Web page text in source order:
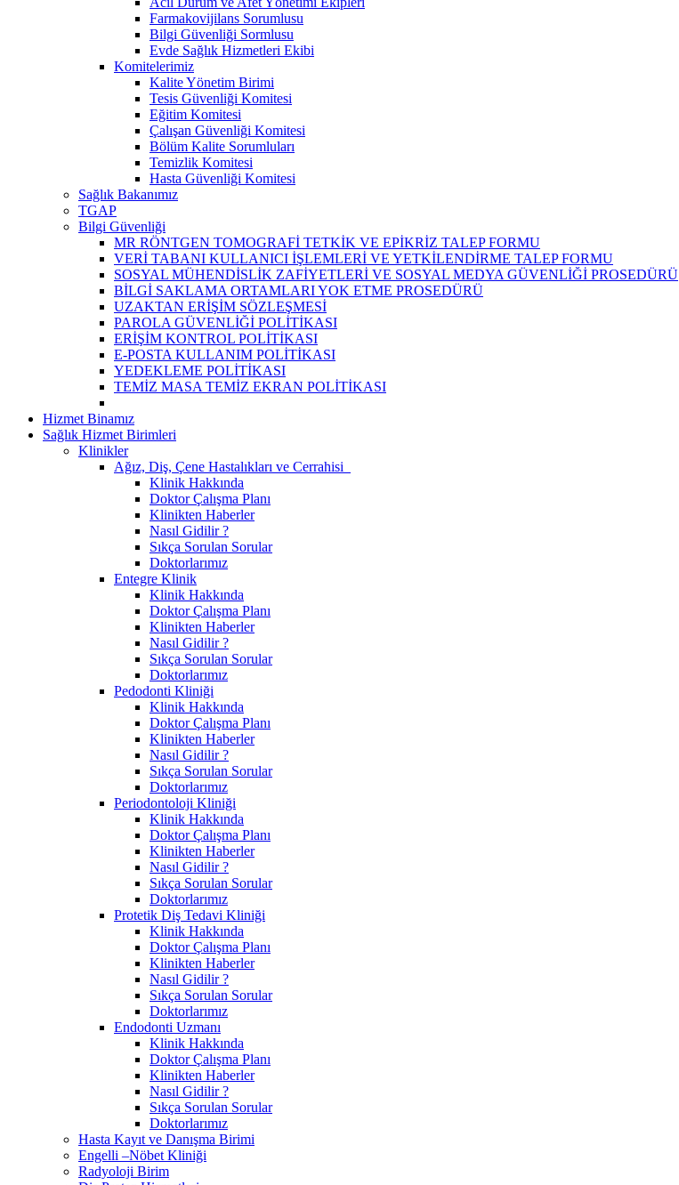
Farmakovijilans Sorumlusu
Bilgi Güvenliği Sormlusu
Evde Sağlık Hizmetleri Ekibi
Komitelerimiz
Kalite Yönetim Birimi
Tesis Güvenliği Komitesi
Eğitim Komitesi
Çalışan Güvenliği Komitesi
Bölüm Kalite Sorumluları
Temizlik Komitesi
Hasta Güvenliği Komitesi
Sağlık Bakanımız
TGAP
Bilgi Güvenliği
MR RÖNTGEN TOMOGRAFİ TETKİK VE EPİKRİZ TALEP FORMU
VERİ TABANI KULLANICI İŞLEMLERİ VE YETKİLENDİRME TALEP FORMU
SOSYAL MÜHENDİSLİK ZAFİYETLERİ VE SOSYAL MEDYA GÜVENLİĞİ PROSEDÜRÜ
BİLGİ SAKLAMA ORTAMLARI YOK ETME PROSEDÜRÜ
UZAKTAN ERİŞİM SÖZLEŞMESİ
PAROLA GÜVENLİĞİ POLİTİKASI
ERİŞİM KONTROL POLİTİKASI
E-POSTA KULLANIM POLİTİKASI
YEDEKLEME POLİTİKASI
TEMİZ MASA TEMİZ EKRAN POLİTİKASI
Hizmet Binamız
Sağlık Hizmet Birimleri
Klinikler
Ağız, Diş, Çene Hastalıkları ve Cerrahisi
Klinik Hakkında
Doktor Çalışma Planı
Klinikten Haberler
Nasıl Gidilir ?
Sıkça Sorulan Sorular
Doktorlarımız
Entegre Klinik
Klinik Hakkında
Doktor Çalışma Planı
Klinikten Haberler
Nasıl Gidilir ?
Sıkça Sorulan Sorular
Doktorlarımız
Pedodonti Kliniği
Klinik Hakkında
Doktor Çalışma Planı
Klinikten Haberler
Nasıl Gidilir ?
Sıkça Sorulan Sorular
Doktorlarımız
Periodontoloji Kliniği
Klinik Hakkında
Doktor Çalışma Planı
Klinikten Haberler
Nasıl Gidilir ?
Sıkça Sorulan Sorular
Doktorlarımız
Protetik Diş Tedavi Kliniği
Klinik Hakkında
Doktor Çalışma Planı
Klinikten Haberler
Nasıl Gidilir ?
Sıkça Sorulan Sorular
Doktorlarımız
Endodonti Uzmanı
Klinik Hakkında
Doktor Çalışma Planı
Klinikten Haberler
Nasıl Gidilir ?
Sıkça Sorulan Sorular
Doktorlarımız
Hasta Kayıt ve Danışma Birimi
Engelli –Nöbet Kliniği
Radyoloji Birim